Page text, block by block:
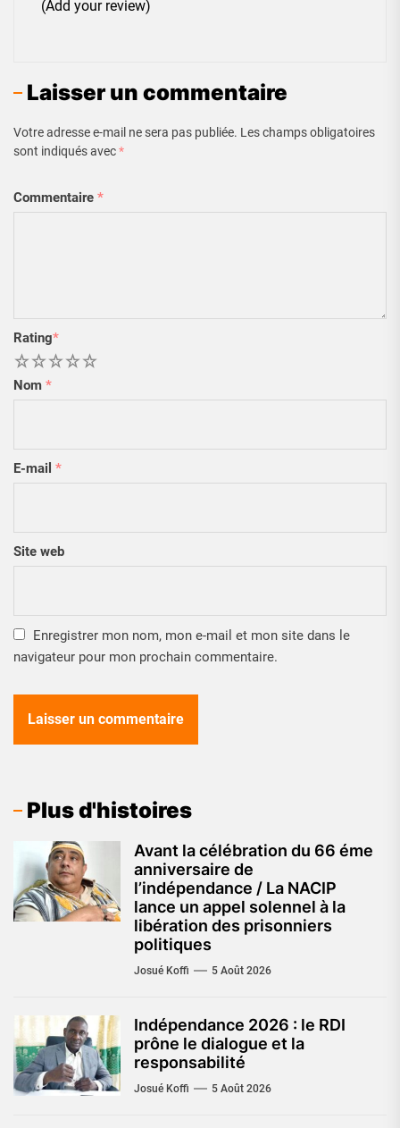
(Add your review)
Laisser un commentaire
Votre adresse e-mail ne sera pas publiée. Les champs obligatoires
sont indiqués avec*
Commentaire *
Rating*
5
4
3
2
Nom *
E-mail *
Site web
Enregistrer mon nom, mon e-mail et mon site dans le
navigateur pour mon prochain commentaire.
Plus d'histoires
Avant la célébration du 66 éme
anniversaire de
l’indépendance / La NACIP
lance un appel solennel à la
libération des prisonniers
politiques
Josué Koffi 5 Août 2026
Indépendance 2026 : le RDI
prône le dialogue et la
responsabilité
Josué Koffi 5 Août 2026